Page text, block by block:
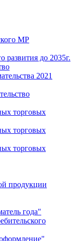
МР
развития до 2035г.
2021
торговых
торговых
торговых
продукции
года"